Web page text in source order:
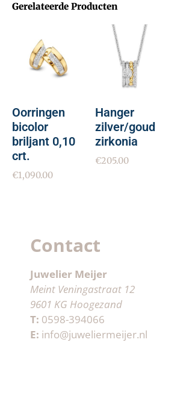
Gerelateerde Producten
Oorringen
bicolor
briljant 0,10
crt.
€1,090.00
Hanger
zilver/goud
zirkonia
€205.00
Contact
Juwelier Meijer
Meint Veningastraat 12
9601 KG Hoogezand
T: 0598-394066
E: info@juweliermeijer.nl